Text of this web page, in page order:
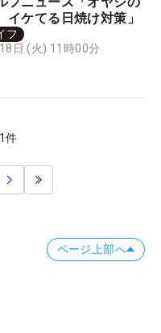
ケてる日焼け対策」
フ
日 (火) 11時00分
件
ページ上部へ